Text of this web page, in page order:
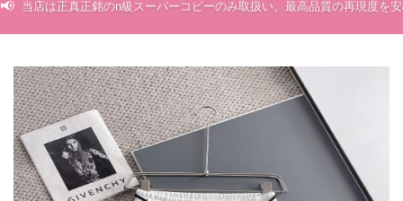
ザ
ー
登
ン
オ
ー
ダ
お
知
yoyocopys@gmail.com
📢 当店は正真正銘のn級スーパーコピーのみ取扱い。最高品質の再現度を
📢 2026春の新作続々更新中！期間中のご注文でお得な割引をご利用いただ
📢 新作入荷！ルイ・ヴィトンスーパーコピー バッグ最新モデルが登場。